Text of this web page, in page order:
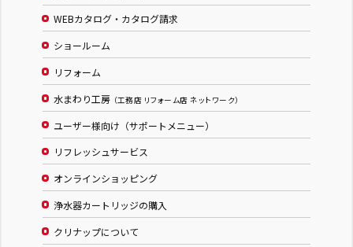
WEBカタログ・カタログ請求
ショールーム
リフォーム
水まわり工房 （工務店 リフォーム店 ネットワーク）
ユーザー様向け（サポートメニュー）
リフレッシュサービス
オンラインショッピング
浄水器カートリッジの購入
クリナップについて